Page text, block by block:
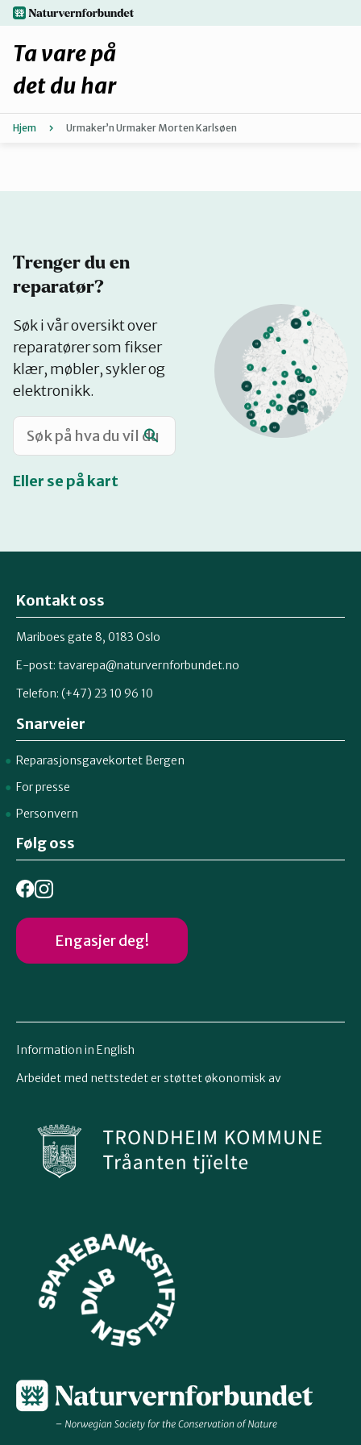
Hopp
til
hovedinnhold
Forbehold
Hvorfor reparere?
Katalog
Mitt navn
Retten til reparasjon
naturvernforbundet.no
Ta vare på
det du har
Hjem Urmaker’n Urmaker Morten Karlsøen
Trenger du en
reparatør?
Søk i vår oversikt over
reparatører som fikser
klær, møbler, sykler og
elektronikk.
Eller se på kart
på
kart
Kontakt oss
Mariboes gate 8, 0183 Oslo
E-post: tavarepa@naturvernforbundet.no
Telefon: (+47) 23 10 96 10
Snarveier
Reparasjonsgavekortet Bergen
For presse
Personvern
Følg oss
Engasjer deg!
Information in English
Arbeidet med nettstedet er støttet økonomisk av